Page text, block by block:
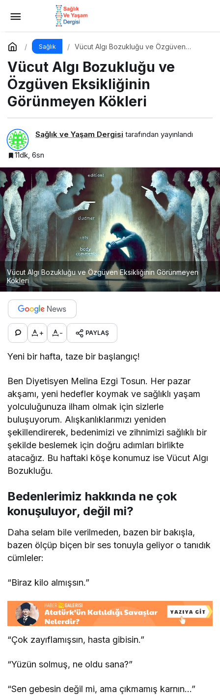
Sağlık
Vücut Algı Bozukluğu ve Özgüven
Vücut Algı Bozukluğu ve
Özgüven Eksikliğinin
Görünmeyen Kökleri
Sağlık ve Yaşam Dergisi tarafından yayınlandı
11dk, 6sn
Vücut Algı Bozukluğu ve Özgüven Eksikliğinin Görünmeyen
Kökleri
+ - PAYLAŞ
Yeni bir hafta, taze bir başlangıç!
Ben Diyetisyen Melina Ezgi Tosun. Her pazar
akşamı, yeni hedefler koymak ve sağlıklı yaşam
yolculuğunuza ilham olmak için sizlerle
buluşuyorum. Alışkanlıklarımızı yeniden
şekillendirerek, bedenimizi ve zihnimizi sağlıklı bir
şekilde beslemek için doğru adımları birlikte
atacağız. Bu haftaki köşe konumuz ise Vücut Algı
Bozukluğu.
Bedenlerimiz hakkında ne çok
konuşuluyor, değil mi?
Daha selam bile verilmeden, bazen bir bakışla,
bazen ölçüp biçen bir ses tonuyla geliyor o tanıdık
cümleler:
“Biraz kilo almışsın.”
“Çok zayıflamışsın, hasta gibisin.”
“Yüzün solmuş, ne oldu sana?”
“Sen gebesin değil mi, ama çıkmamış karnın…”
Vücut Algı Bozukluğu ve Özgüven
Eksikliğinin Görünmeyen Kökleri
Yorum Yap